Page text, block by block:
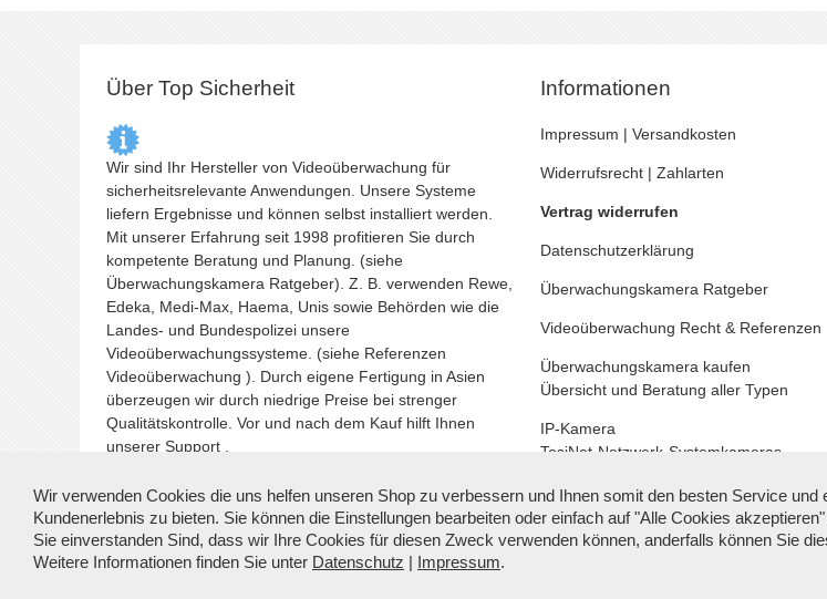
Über Top Sicherheit
Wir sind Ihr Hersteller von Videoüberwachung für
sicherheitsrelevante Anwendungen. Unsere Systeme
liefern Ergebnisse und können selbst installiert werden.
Mit unserer Erfahrung seit 1998 profitieren Sie durch
kompetente Beratung und Planung. (siehe
Überwachungskamera Ratgeber). Z. B. verwenden Rewe,
Edeka, Medi-Max, Haema, Unis sowie Behörden wie die
Landes- und Bundespolizei unsere
Videoüberwachungssysteme. (siehe Referenzen
Videoüberwachung ). Durch eigene Fertigung in Asien
überzeugen wir durch niedrige Preise bei strenger
Qualitätskontrolle. Vor und nach dem Kauf hilft Ihnen
unserer Support .
Informationen
Impressum | Versandkosten
Widerrufsrecht| Zahlarten
Vertrag widerrufen
Datenschutzerklärung
Überwachungskamera Ratgeber
Videoüberwachung Recht & Referenzen
Überwachungskamera kaufen
Übersicht und Beratung aller Typen
IP-Kamera
TosiNet-Netzwerk-Systemkameras
Cookie-Einstellungen
Wir verwenden Cookies die uns helfen unseren Shop zu verbessern und Ihnen somit den besten Service und
Kundenerlebnis zu bieten. Sie können die Einstellungen bearbeiten oder einfach auf "Alle Cookies
Sie einverstanden Sind, dass wir Ihre Cookies für diesen Zweck verwenden können, anderfalls können Sie
Weitere Informationen finden Sie unter Datenschutz | Impressum.